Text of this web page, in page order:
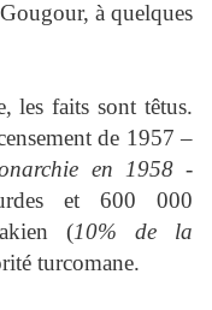
à quelques
les faits sont têtus.
de 1957 –
en 1958-
et 600 000
(10% de la
turcomane.